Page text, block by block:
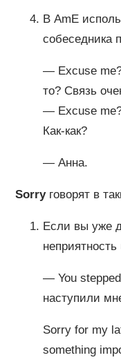
В AmE
собеседника
— Excuse
то? Связь
— Excuse
Как-как?
— Анна.
Sorryговорят в
Если вы уже
— You
наступили
Sorry for my
something